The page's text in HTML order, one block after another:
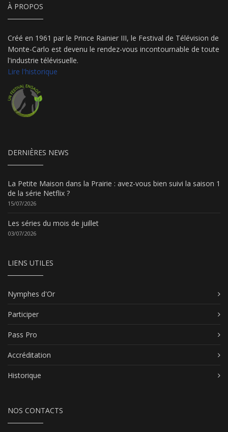
À PROPOS
Créé en 1961 par le Prince Rainier III, le Festival de Télévision de
Monte-Carlo est devenu le rendez-vous incontournable de toute
l'industrie télévisuelle.
Lire l'historique
DERNIÈRES NEWS
La Petite Maison dans la Prairie : avez-vous bien suivi la saison 1
de la série Netflix ?
15/07/2026
Les séries du mois de juillet
03/07/2026
LIENS UTILES
Nymphes d'Or
Participer
Pass Pro
Accréditation
Historique
NOS CONTACTS